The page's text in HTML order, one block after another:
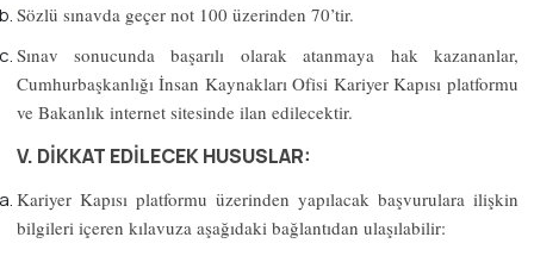
Sözlü sınavda geçer not 100 üzerinden 70’tir.
Sınav sonucunda başarılı olarak atanmaya hak kazananlar,
Cumhurbaşkanlığı İnsan Kaynakları Ofisi Kariyer Kapısı platformu
ve Bakanlık internet sitesinde ilan edilecektir.
V. DİKKAT EDİLECEK HUSUSLAR:
Kariyer Kapısı platformu üzerinden yapılacak başvurulara ilişkin
bilgileri içeren kılavuza aşağıdaki bağlantıdan ulaşılabilir: